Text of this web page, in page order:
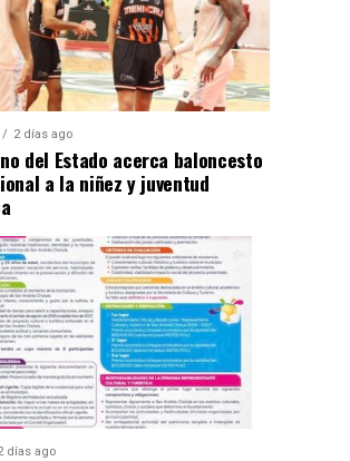
2 días ago
del Estado acerca baloncesto
a la niñez y juventud
días ago